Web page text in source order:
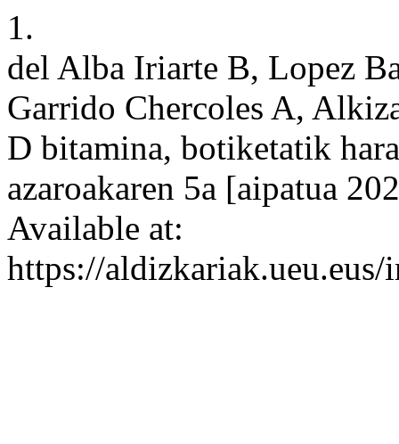
1.
del Alba Iriarte B, Lopez
Garrido Chercoles A,
D bitamina, botiketatik
azaroakaren 5a [aipatua
Available at:
https://